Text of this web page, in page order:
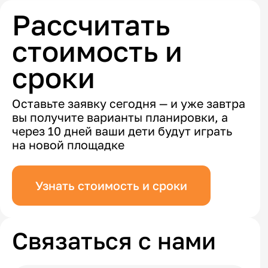
Рассчитать
стоимость и
сроки
Оставьте заявку сегодня — и уже завтра
вы получите варианты планировки, а
через 10 дней ваши дети будут играть
на новой площадке
Узнать стоимость и сроки
Связаться с нами